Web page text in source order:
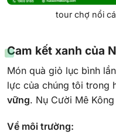
tour chợ nổi
Cam kết xanh của
Món quà giỏ lục bình
lực của chúng tôi trong
vững. Nụ Cười Mê
Về môi trường: